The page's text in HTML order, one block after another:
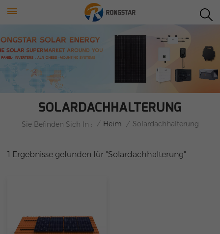
SOLARDACHHALTERUNG
Sie Befinden Sich In : / Heim / Solardachhalterung
1 Ergebnisse gefunden für "Solardachhalterung"